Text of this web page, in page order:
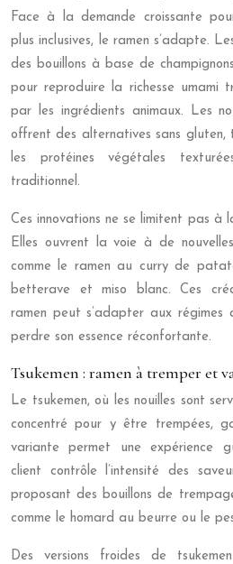
Face à la demande croissante
plus inclusives, le ramen s’adapte.
des bouillons à base de
pour reproduire la richesse umami
par les ingrédients animaux. Les
offrent des alternatives sans
les protéines végétales
traditionnel.
Ces innovations ne se limitent pas à
Elles ouvrent la voie à de
comme le ramen au curry de
betterave et miso blanc. Ces
ramen peut s’adapter aux régimes
perdre son essence réconfortante.
Tsukemen : ramen à tremper et
Le tsukemen, où les nouilles sont
concentré pour y être trempées,
variante permet une expérience
client contrôle l’intensité des
proposant des bouillons de
comme le homard au beurre ou le
Des versions froides de